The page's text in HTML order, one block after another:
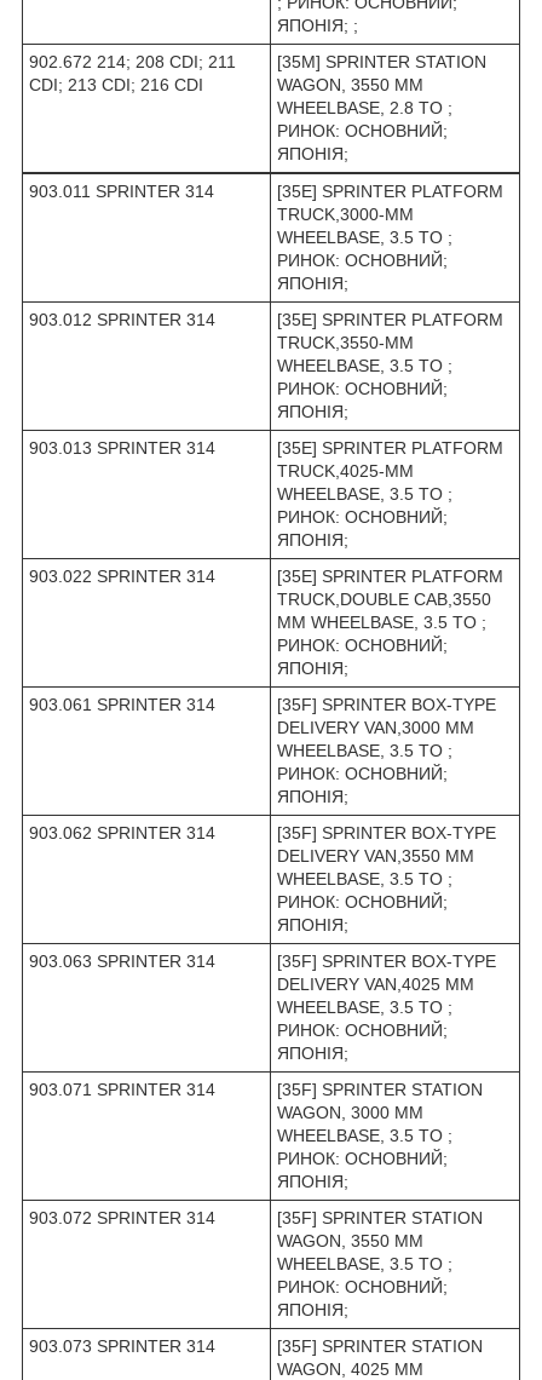
ЯПОНІЯ; ;
902.672 214; 208 CDI; 211
CDI; 213 CDI; 216 CDI
[35M] SPRINTER STATION
WAGON, 3550 MM
WHEELBASE, 2.8 TO ;
РИНОК: ОСНОВНИЙ;
ЯПОНІЯ;
903.011 SPRINTER 314
[35E] SPRINTER PLATFORM
TRUCK,3000-MM
WHEELBASE, 3.5 TO ;
РИНОК: ОСНОВНИЙ;
ЯПОНІЯ;
903.012 SPRINTER 314
[35E] SPRINTER PLATFORM
TRUCK,3550-MM
WHEELBASE, 3.5 TO ;
РИНОК: ОСНОВНИЙ;
ЯПОНІЯ;
903.013 SPRINTER 314
[35E] SPRINTER PLATFORM
TRUCK,4025-MM
WHEELBASE, 3.5 TO ;
РИНОК: ОСНОВНИЙ;
ЯПОНІЯ;
903.022 SPRINTER 314
[35E] SPRINTER PLATFORM
TRUCK,DOUBLE CAB,3550
MM WHEELBASE, 3.5 TO ;
РИНОК: ОСНОВНИЙ;
ЯПОНІЯ;
903.061 SPRINTER 314
[35F] SPRINTER BOX-TYPE
DELIVERY VAN,3000 MM
WHEELBASE, 3.5 TO ;
РИНОК: ОСНОВНИЙ;
ЯПОНІЯ;
903.062 SPRINTER 314
[35F] SPRINTER BOX-TYPE
DELIVERY VAN,3550 MM
WHEELBASE, 3.5 TO ;
РИНОК: ОСНОВНИЙ;
ЯПОНІЯ;
903.063 SPRINTER 314
[35F] SPRINTER BOX-TYPE
DELIVERY VAN,4025 MM
WHEELBASE, 3.5 TO ;
РИНОК: ОСНОВНИЙ;
ЯПОНІЯ;
903.071 SPRINTER 314
[35F] SPRINTER STATION
WAGON, 3000 MM
WHEELBASE, 3.5 TO ;
РИНОК: ОСНОВНИЙ;
ЯПОНІЯ;
903.072 SPRINTER 314
[35F] SPRINTER STATION
WAGON, 3550 MM
WHEELBASE, 3.5 TO ;
РИНОК: ОСНОВНИЙ;
ЯПОНІЯ;
903.073 SPRINTER 314
[35F] SPRINTER STATION
WAGON, 4025 MM